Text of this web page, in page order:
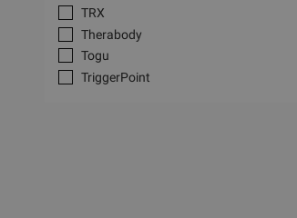
TRX
Therabody
Togu
TriggerPoint